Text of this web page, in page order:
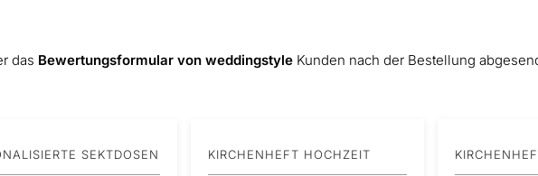
das Bewertungsformular von weddingstyle Kunden nach der Bestellung
SEKTDOSEN KIRCHENHEFT HOCHZEIT